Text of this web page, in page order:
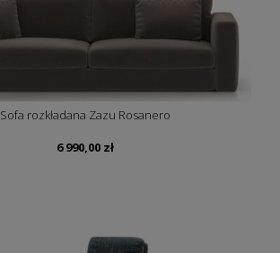
Sofa rozkładana Zazu Rosanero
6 990,00 zł